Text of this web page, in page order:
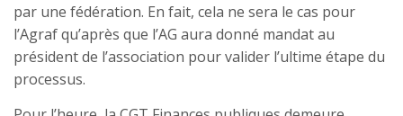
par une fédération. En fait, cela ne sera le cas pour
l’Agraf qu’après que l’AG aura donné mandat au
président de l’association pour valider l’ultime étape du
processus.